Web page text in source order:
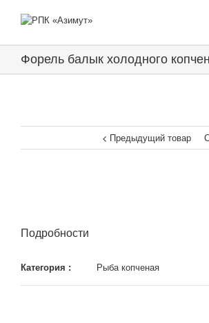
Форель балык холодного
Предыдущий товар
Подробности
Категория : Рыба копченая